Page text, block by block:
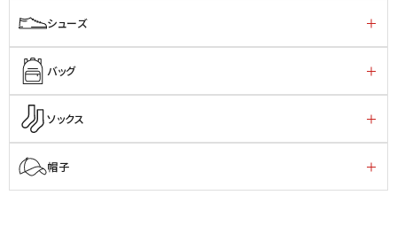
シューズ
バッグ
ソックス
帽子